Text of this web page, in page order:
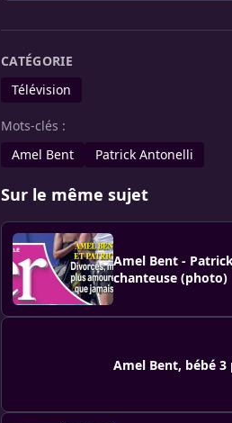
CATÉGORIE
Télévision
Mots-clés :
Amel Bent
Patrick Antonelli
Sur le même sujet
Amel Bent -
chanteuse (photo)
Amel Bent, bébé